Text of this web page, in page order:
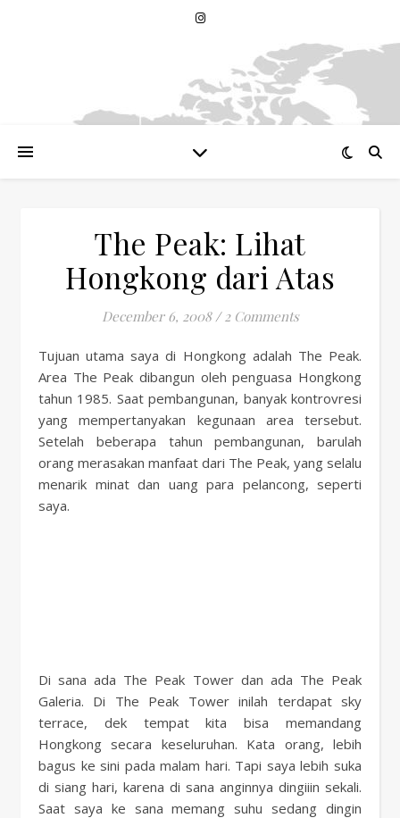
The Peak: Lihat
Hongkong dari Atas
December 6, 2008 / 2 Comments
Tujuan utama saya di Hongkong adalah The Peak.
Area The Peak dibangun oleh penguasa Hongkong
tahun 1985. Saat pembangunan, banyak kontrovresi
yang mempertanyakan kegunaan area tersebut.
Setelah beberapa tahun pembangunan, barulah
orang merasakan manfaat dari The Peak, yang selalu
menarik minat dan uang para pelancong, seperti
saya.
Di sana ada The Peak Tower dan ada The Peak
Galeria. Di The Peak Tower inilah terdapat sky
terrace, dek tempat kita bisa memandang
Hongkong secara keseluruhan. Kata orang, lebih
bagus ke sini pada malam hari. Tapi saya lebih suka
di siang hari, karena di sana anginnya dingiiin sekali.
Saat saya ke sana memang suhu sedang dingin